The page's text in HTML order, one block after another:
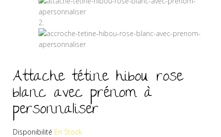
Attache tétine hibou rose
blanc avec prénom à
personnaliser
Disponibilité En Stock